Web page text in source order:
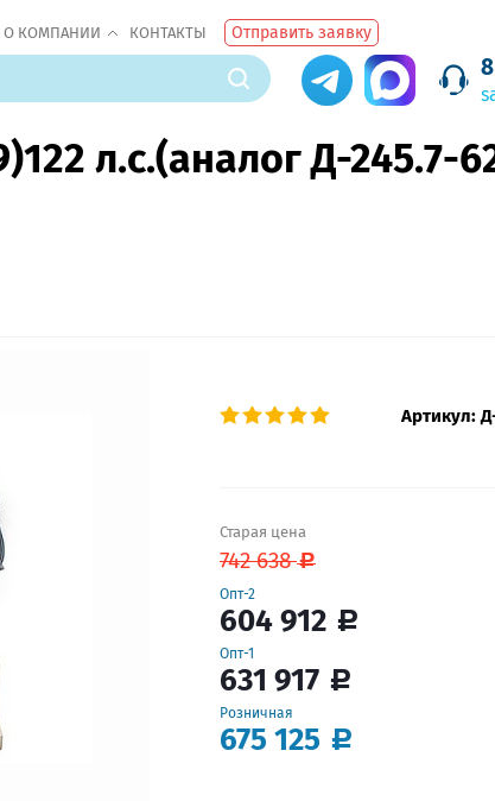
О КОМПАНИИ КОНТАКТЫ Отправить заявку
л.с.(аналог Д-245.7-
Артикул:
Старая цена
742 638
Опт-2
604 912
Опт-1
631 917
Розничная
675 125